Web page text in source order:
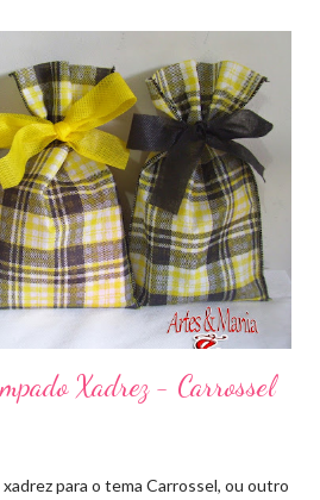
Xadrez - Carrossel
para o tema Carrossel, ou outro